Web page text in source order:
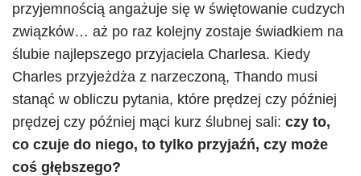
przyjemnością angażuje się w świętowanie cudzych
związków… aż po raz kolejny zostaje świadkiem na
ślubie najlepszego przyjaciela Charlesa. Kiedy
Charles przyjeżdża z narzeczoną, Thando musi
stanąć w obliczu pytania, które prędzej czy później
prędzej czy później mąci kurz ślubnej sali: czy to,
co czuje do niego, to tylko przyjaźń, czy może
coś głębszego?